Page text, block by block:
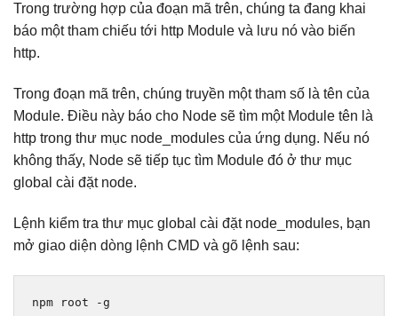
Trong trường hợp của đoạn mã trên, chúng ta đang khai
báo một tham chiếu tới http Module và lưu nó vào biến
http.
Trong đoạn mã trên, chúng truyền một tham số là tên của
Module. Điều này báo cho Node sẽ tìm một Module tên là
http trong thư mục node_modules của ứng dụng. Nếu nó
không thấy, Node sẽ tiếp tục tìm Module đó ở thư mục
global cài đặt node.
Lệnh kiểm tra thư mục global cài đặt node_modules, bạn
mở giao diện dòng lệnh CMD và gõ lệnh sau:
npm root -g